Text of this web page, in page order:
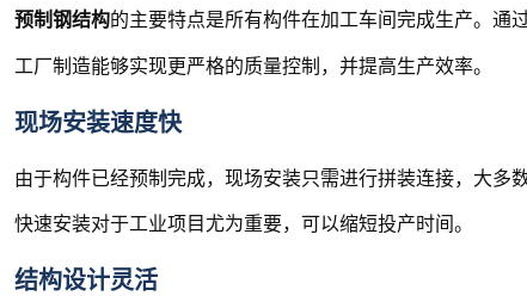
预制钢结构的主要特点是所有构件在加工车间完成生产。通
工厂制造能够实现更严格的质量控制，并提高生产效率。
现场安装速度快
由于构件已经预制完成，现场安装只需进行拼装连接，大多
快速安装对于工业项目尤为重要，可以缩短投产时间。
结构设计灵活